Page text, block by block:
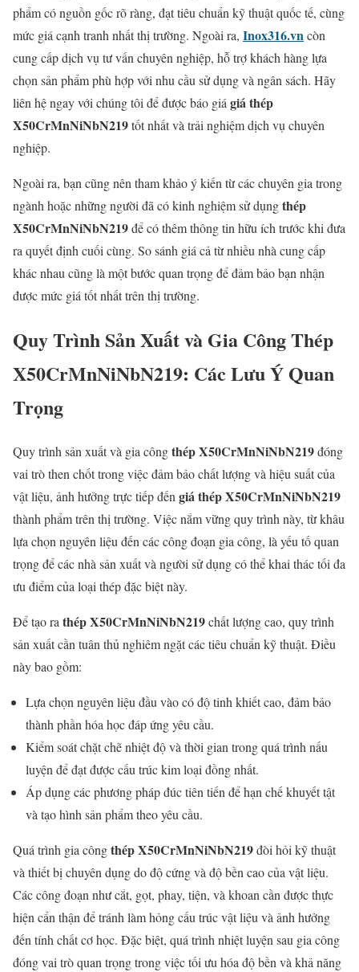
phẩm có nguồn gốc rõ ràng, đạt tiêu chuẩn kỹ thuật quốc tế, cùng
mức giá cạnh tranh nhất thị trường. Ngoài ra, Inox316.vncòn
cung cấp dịch vụ tư vấn chuyên nghiệp, hỗ trợ khách hàng lựa
chọn sản phẩm phù hợp với nhu cầu sử dụng và ngân sách. Hãy
liên hệ ngay với chúng tôi để được báo giá giá thép
X50CrMnNiNbN219tốt nhất và trải nghiệm dịch vụ chuyên
nghiệp.
Ngoài ra, bạn cũng nên tham khảo ý kiến từ các chuyên gia trong
ngành hoặc những người đã có kinh nghiệm sử dụngthép
X50CrMnNiNbN219để có thêm thông tin hữu ích trước khi đưa
ra quyết định cuối cùng. So sánh giá cả từ nhiều nhà cung cấp
khác nhau cũng là một bước quan trọng để đảm bảo bạn nhận
được mức giá tốt nhất trên thị trường.
Quy Trình Sản Xuất và Gia Công Thép
X50CrMnNiNbN219: Các Lưu Ý Quan
Trọng
Quy trình sản xuất và gia côngthép X50CrMnNiNbN219đóng
vai trò then chốt trong việc đảm bảo chất lượng và hiệu suất của
vật liệu, ảnh hưởng trực tiếp đến giá thép X50CrMnNiNbN219
thành phẩm trên thị trường. Việc nắm vững quy trình này, từ khâu
lựa chọn nguyên liệu đến các công đoạn gia công, là yếu tố quan
trọng để các nhà sản xuất và người sử dụng có thể khai thác tối đa
ưu điểm của loại thép đặc biệt này.
Để tạo ra thép X50CrMnNiNbN219chất lượng cao, quy trình
sản xuất cần tuân thủ nghiêm ngặt các tiêu chuẩn kỹ thuật. Điều
này bao gồm:
Lựa chọn nguyên liệu đầu vào có độ tinh khiết cao, đảm bảo
thành phần hóa học đáp ứng yêu cầu.
Kiểm soát chặt chẽ nhiệt độ và thời gian trong quá trình nấu
luyện để đạt được cấu trúc kim loại đồng nhất.
Áp dụng các phương pháp đúc tiên tiến để hạn chế khuyết tật
và tạo hình sản phẩm theo yêu cầu.
Quá trình gia côngthép X50CrMnNiNbN219đòi hỏi kỹ thuật
và thiết bị chuyên dụng do độ cứng và độ bền cao của vật liệu.
Các công đoạn như cắt, gọt, phay, tiện, và khoan cần được thực
hiện cẩn thận để tránh làm hỏng cấu trúc vật liệu và ảnh hưởng
đến tính chất cơ học. Đặc biệt, quá trình nhiệt luyện sau gia công
đóng vai trò quan trọng trong việc tối ưu hóa độ bền và khả năng